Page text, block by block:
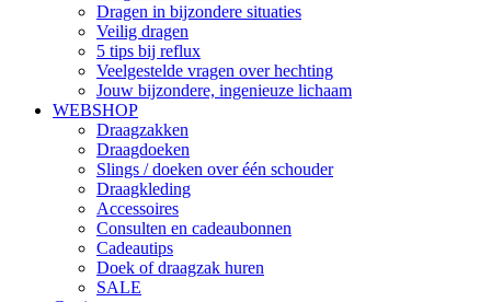
Dragen in bijzondere situaties
Veilig dragen
5 tips bij reflux
Veelgestelde vragen over hechting
Jouw bijzondere, ingenieuze lichaam
WEBSHOP
Draagzakken
Draagdoeken
Slings / doeken over één schouder
Draagkleding
Accessoires
Consulten en cadeaubonnen
Cadeautips
Doek of draagzak huren
SALE